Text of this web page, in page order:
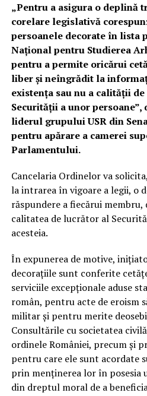
„Pentru a asigura o deplină
corelare legislativă
persoanele decorate în lista
Național pentru Studierea
pentru a permite oricărui
liber și neîngrădit la
existența sau nu a calității
Securității a unor persoane”,
liderul grupului USR din
pentru apărare a camerei
Parlamentului.
Cancelaria Ordinelor va
la intrarea în vigoare a legii, o
răspundere a fiecărui membru,
calitatea de lucrător al
acesteia.
În expunerea de motive,
decorațiile sunt conferite
serviciile excepționale aduse
român, pentru acte de eroism
militar și pentru merite
Consultările cu societatea
ordinele României, precum și
pentru care ele sunt acordate
prin menținerea lor în posesia
din dreptul moral de a